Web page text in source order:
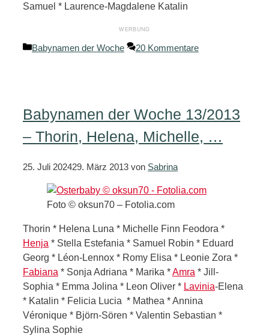
Samuel * Laurence-Magdalene Katalin
Kategorien
Babynamen der Woche 20 Kommentare
Babynamen der Woche 13/2013
– Thorin, Helena, Michelle, …
25. Juli 202429. März 2013 von Sabrina
Foto © oksun70 – Fotolia.com
Thorin * Helena Luna * Michelle Finn Feodora *
Henja * Stella Estefania * Samuel Robin * Eduard
Georg * Léon-Lennox * Romy Elisa * Leonie Zora *
Fabiana * Sonja Adriana * Marika *Amra * Jill-
Sophia * Emma Jolina * Leon Oliver * Lavinia-Elena
* Katalin * Felicia Lucia * Mathea * Annina
Véronique * Björn-Sören * Valentin Sebastian *
Sylina Sophie